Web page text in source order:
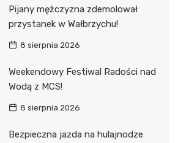
Pijany mężczyzna zdemolował
przystanek w Wałbrzychu!
8 sierpnia 2026
Weekendowy Festiwal Radości nad
Wodą z MCS!
8 sierpnia 2026
Bezpieczna jazda na hulajnodze